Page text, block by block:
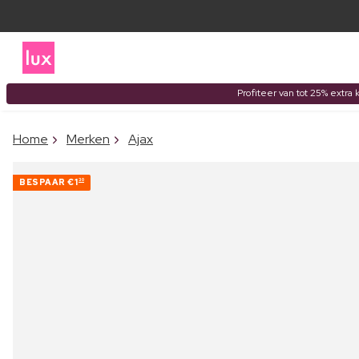
Profiteer van tot 25% extra
Home Merken Ajax
BESPAAR €130